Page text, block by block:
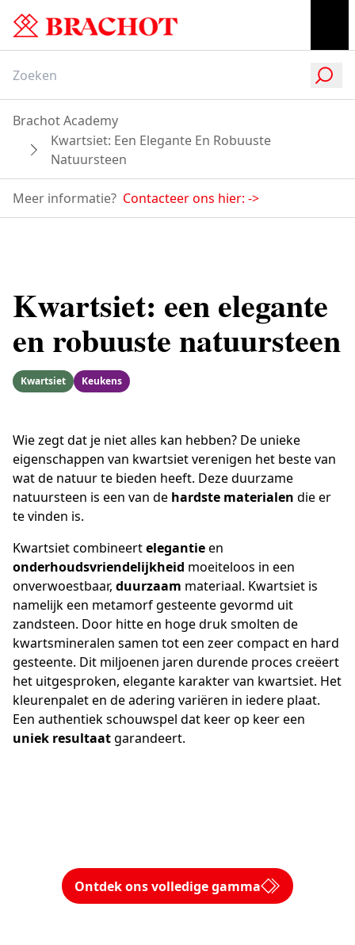
Brachot Academy
Kwartsiet: Een Elegante En Robuuste
Natuursteen
Meer informatie? Contacteer ons hier: ->
Kwartsiet: een elegante
en robuuste natuursteen
Kwartsiet Keukens
Wie zegt dat je niet alles kan hebben? De unieke
eigenschappen van kwartsiet verenigen het beste van
wat de natuur te bieden heeft. Deze duurzame
natuursteen is een van de hardste materialen die er
te vinden is.
Kwartsiet combineertelegantieen
onderhoudsvriendelijkheid moeiteloos in een
onverwoestbaar, duurzaam materiaal. Kwartsiet is
namelijk een metamorf gesteente gevormd uit
zandsteen. Door hitte en hoge druk smolten de
kwartsmineralen samen tot een zeer compact en hard
gesteente. Dit miljoenen jaren durende proces creëert
het uitgesproken, elegante karakter van kwartsiet. Het
kleurenpalet en de adering variëren in iedere plaat.
Een authentiek schouwspel dat keer op keer een
uniek resultaatgarandeert.
Ontdek ons volledige gamma